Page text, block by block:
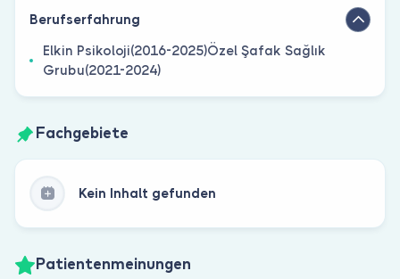
Berufserfahrung
Elkin Psikoloji(2016-2025)Özel Şafak Sağlık
Grubu(2021-2024)
Fachgebiete
Kein Inhalt gefunden
Patientenmeinungen